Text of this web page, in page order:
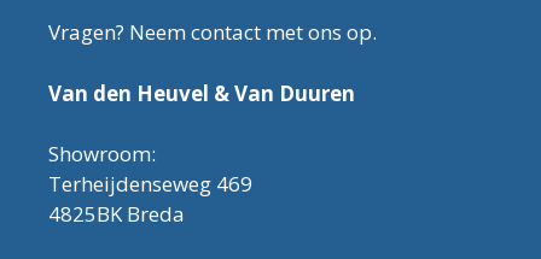
Vragen? Neem contact met ons op.
Van den Heuvel & Van Duuren
Showroom:
Terheijdenseweg 469
4825BK Breda